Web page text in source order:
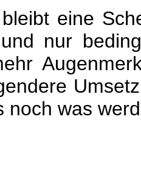
eine
nur
noch was